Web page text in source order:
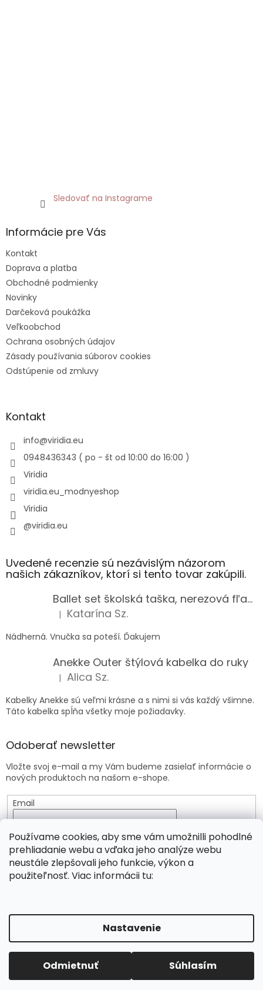
Používame cookies, aby sme vám umožnilli pohodlné
prehliadanie webu a vďaka jeho analýze webu
neustále zlepšovali jeho funkcie, výkon a
použiteľnosť. Viac informácii tu:
Nastavenie
Odmietnuť Súhlasím
Sledovať na Instagrame
Informácie pre Vás
Kontakt
Doprava a platba
Obchodné podmienky
Novinky
Darčeková poukážka
Veľkoobchod
Ochrana osobných údajov
Zásady používania súborov cookies
Odstúpenie od zmluvy
Kontakt
info@viridia.eu
0948436343 ( po - št od 10:00 do 16:00 )
Viridia
viridia.eu_modnyeshop
Viridia
@viridia.eu
Uvedené recenzie sú nezávislým názorom
našich zákazníkov, ktorí si tento tovar zakúpili.
Ballet set školská taška, nerezová fľaša a plný peračník s motívom baletky pre dievča
Hodnotenie produktu je 5 z 5 hviezdičiek.
| Katarína Sz.
Nádherná. Vnučka sa poteší. Ďakujem
Anekke Outer štýlová kabelka do ruky
Hodnotenie produktu je 5 z 5 hviezdičiek.
| Alica Sz.
Kabelky Anekke sú veľmi krásne a s nimi si vás každý všimne.
Táto kabelka spĺňa všetky moje požiadavky.
Odoberať newsletter
Vložte svoj e-mail a my Vám budeme zasielať informácie o
nových produktoch na našom e-shope.
Email
osobných údajov
PRIHLÁSIŤ SA
Copyright 2026Viridia.eu. Všetky práva vyhradené.
Upraviť nastavenie cookies